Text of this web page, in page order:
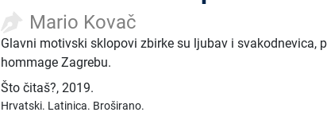
Mario Kovač
Glavni motivski sklopovi zbirke su ljubav i svakodnevica,
hommage Zagrebu.
Što čitaš?,2019.
Hrvatski. Latinica. Broširano.